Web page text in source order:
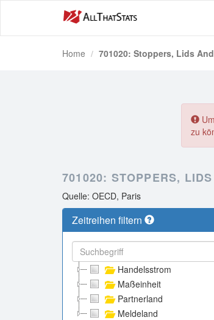
Home 701020: Stoppers, Lids
zu
701020: STOPPERS,
Quelle: OECD, Paris
Zeitreihen filtern
Handelsstrom
Maßeinheit
Partnerland
Meldeland